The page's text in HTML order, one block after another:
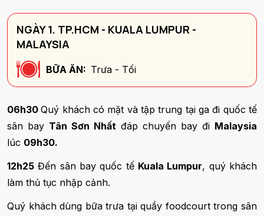
NGÀY 1. TP.HCM - KUALA LUMPUR -
MALAYSIA
BỮA ĂN: Trưa - Tối
06h30Quý khách có mặt và tập trung tại ga đi quốc tế
sân bay Tân Sơn Nhất đáp chuyến bay đi Malaysia
lúc 09h30.
12h25 Đến sân bay quốc tế Kuala Lumpur, quý khách
làm thủ tục nhập cảnh.
Quý khách dùng bữa trưa tại quầy foodcourt trong sân